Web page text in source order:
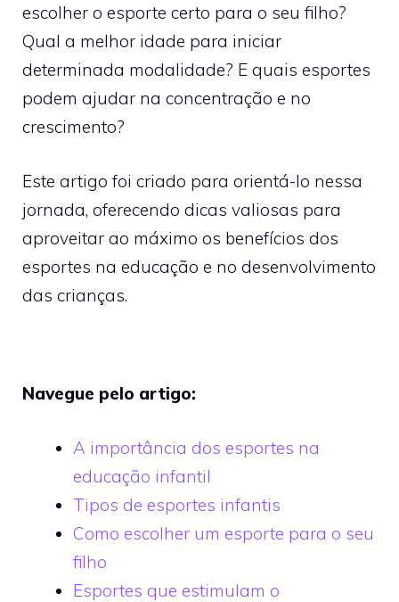
escolher o esporte certo para o seu filho?
Qual a melhor idade para iniciar
determinada modalidade? E quais esportes
podem ajudar na concentração e no
crescimento?
Este artigo foi criado para orientá-lo nessa
jornada, oferecendo dicas valiosas para
aproveitar ao máximo os benefícios dos
esportes na educação e no desenvolvimento
das crianças.
Navegue pelo artigo:
A importância dos esportes na
educação infantil
Tipos de esportes infantis
Como escolher um esporte para o seu
filho
Esportes que estimulam o